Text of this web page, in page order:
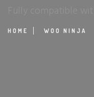
HOME WOO NINJA